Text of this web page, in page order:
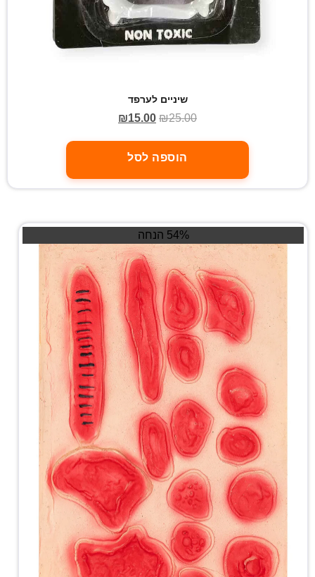
שיניים לערפד
₪25.00
₪15.00
הוספה לסל
54% הנחה